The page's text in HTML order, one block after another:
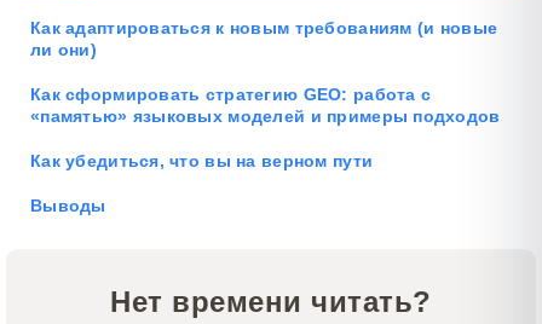
Как адаптироваться к новым требованиям (и новые
ли они)
Как сформировать стратегию GEO: работа с
«памятью» языковых моделей и примеры подходов
Как убедиться, что вы на верном пути
Выводы
Нет времени читать?